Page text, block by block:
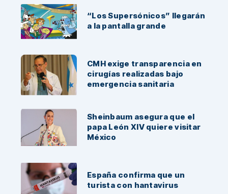
“Los Supersónicos” llegarán
a la pantalla grande
CMH exige transparencia en
cirugías realizadas bajo
emergencia sanitaria
Sheinbaum asegura que el
papa León XIV quiere visitar
México
España confirma que un
turista con hantavirus